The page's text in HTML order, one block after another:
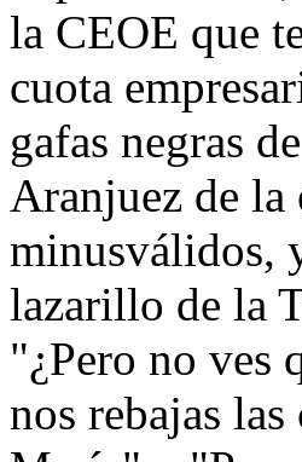
la CEOE que
cuota
gafas negras de
Aranjuez de la
minusválidos,
lazarillo de la
"¿Pero no ves
nos rebajas